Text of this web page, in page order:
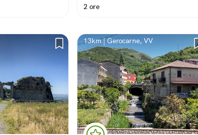
2 ore
13km | Gerocarne, VV